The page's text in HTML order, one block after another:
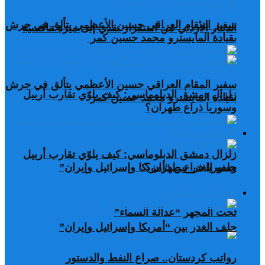
سفير المقام العراقي حسين الأعظمي يتألق في جرش
بقيادة المايسترو محمد حسين كمر
زلزال دمشق الدبلوماسي: كيف يلوّي تقارب أربيل
وسوريا ذراع طهران؟
حلف الغدر بين “أمريكا وإسرائيل وإيران”
تحت المجهر “عدالة السماء”
رواتب كردستان.. صراع النفط والدستور
الدينار الأردني من استقرار نقدي إلى ميزة تنافسية
سفير المقام العراقي حسين الأعظمي يتألق في جرش
بقيادة المايسترو محمد حسين كمر
زلزال دمشق الدبلوماسي: كيف يلوّي تقارب أربيل
وسوريا ذراع طهران؟
حلف الغدر بين “أمريكا وإسرائيل وإيران”